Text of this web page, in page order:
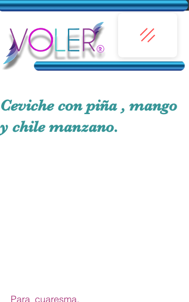
Ceviche con piña , mango
y chile manzano.
Para  cuaresma.